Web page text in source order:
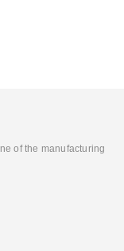
of the manufacturing